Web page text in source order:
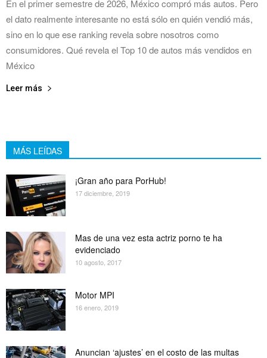
En el primer semestre de 2026, México compró más autos. Pero
el dato realmente interesante no está sólo en quién vendió más,
sino en lo que ese ranking revela sobre nosotros como
consumidores. Qué revela el Top 10 de autos más vendidos en
México
Leer más
MÁS LEÍDAS
¡Gran año para PorHub!
17 diciembre, 2019
Mas de una vez esta actriz porno te ha
evidenciado
10 agosto, 2017
Motor MPI
16 enero, 2019
Anuncian ‘ajustes’ en el costo de las multas